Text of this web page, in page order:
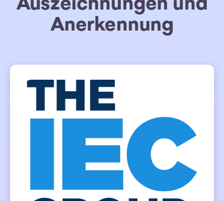
Anerkennung